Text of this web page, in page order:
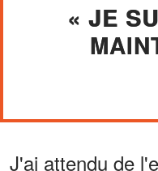
« JE
J'ai attendu de